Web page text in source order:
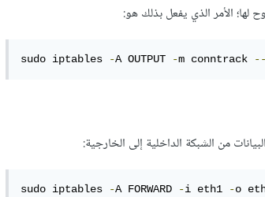
لها؛ الأمر الذي يفعل بذلك هو:
sudo iptables -A OUTPUT -m conntrack --
من الشبكة الداخلية إلى الخارجية:
sudo iptables -A FORWARD -i eth1 -o